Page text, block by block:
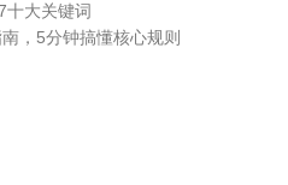
十大关键词
，5分钟搞懂核心规则